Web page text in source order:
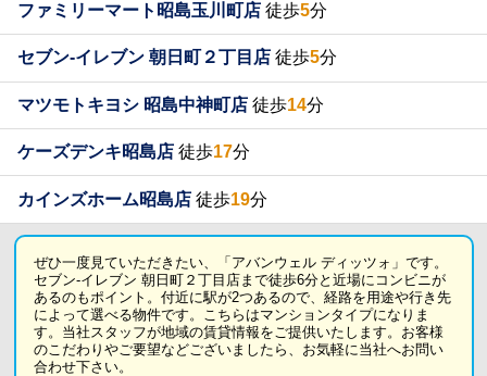
ファミリーマート昭島玉川町店 徒歩5分
セブン-イレブン 朝日町２丁目店 徒歩5分
マツモトキヨシ 昭島中神町店 徒歩14分
ケーズデンキ昭島店 徒歩17分
カインズホーム昭島店 徒歩19分
ぜひ一度見ていただきたい、「アバンウェル ディッツォ」です。
セブン-イレブン 朝日町２丁目店まで徒歩6分と近場にコンビニが
あるのもポイント。付近に駅が2つあるので、経路を用途や行き先
によって選べる物件です。こちらはマンションタイプになりま
す。当社スタッフが地域の賃貸情報をご提供いたします。お客様
のこだわりやご要望などございましたら、お気軽に当社へお問い
合わせ下さい。